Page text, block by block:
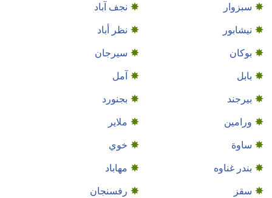
سبزوار
نجف‌ آباد
نيشابور
نظر أباد
بوكان
سيرجان
بابل
آمل
بیرجند
بجنورد
ورامین
ملاير
ساوة
خوي
بندر غناوه
مهاباد
سقز
رفسنجان